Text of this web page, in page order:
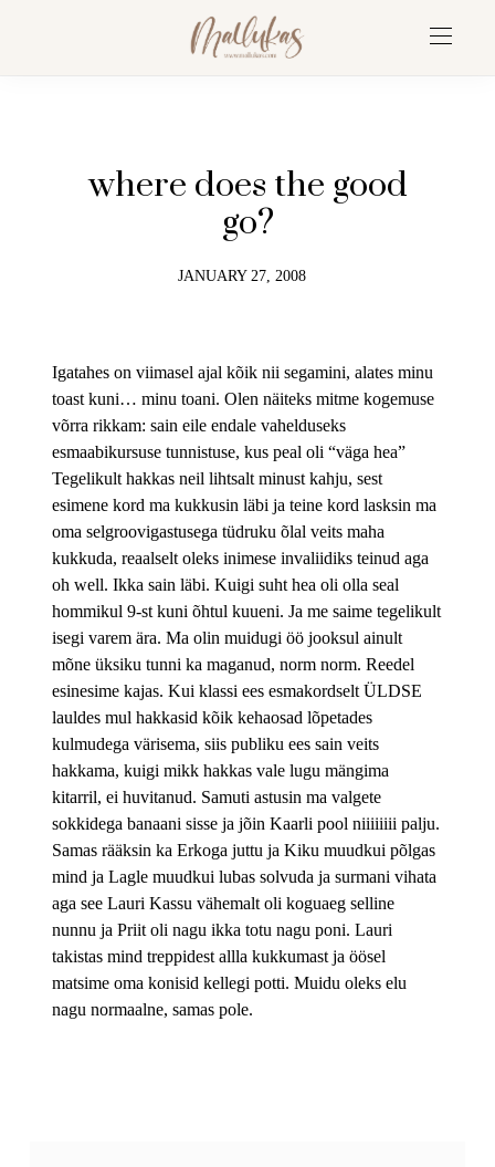
where does the good
go?
JANUARY 27, 2008
Igatahes on viimasel ajal kõik nii segamini, alates minu
toast kuni… minu toani. Olen näiteks mitme kogemuse
võrra rikkam: sain eile endale vahelduseks
esmaabikursuse tunnistuse, kus peal oli “väga hea”
Tegelikult hakkas neil lihtsalt minust kahju, sest
esimene kord ma kukkusin läbi ja teine kord lasksin ma
oma selgroovigastusega tüdruku õlal veits maha
kukkuda, reaalselt oleks inimese invaliidiks teinud aga
oh well. Ikka sain läbi. Kuigi suht hea oli olla seal
hommikul 9-st kuni õhtul kuueni. Ja me saime tegelikult
isegi varem ära. Ma olin muidugi öö jooksul ainult
mõne üksiku tunni ka maganud, norm norm. Reedel
esinesime kajas. Kui klassi ees esmakordselt ÜLDSE
lauldes mul hakkasid kõik kehaosad lõpetades
kulmudega värisema, siis publiku ees sain veits
hakkama, kuigi mikk hakkas vale lugu mängima
kitarril, ei huvitanud. Samuti astusin ma valgete
sokkidega banaani sisse ja jõin Kaarli pool niiiiiiii palju.
Samas rääksin ka Erkoga juttu ja Kiku muudkui põlgas
mind ja Lagle muudkui lubas solvuda ja surmani vihata
aga see Lauri Kassu vähemalt oli koguaeg selline
nunnu ja Priit oli nagu ikka totu nagu poni. Lauri
takistas mind treppidest allla kukkumast ja öösel
matsime oma konisid kellegi potti. Muidu oleks elu
nagu normaalne, samas pole.